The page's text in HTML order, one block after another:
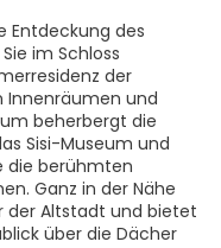
Entdeckung des
im Schloss
der
Innenräumen und
beherbergt die
Sisi-Museum und
die berühmten
Ganz in der Nähe
der Altstadt und bietet
über die Dächer